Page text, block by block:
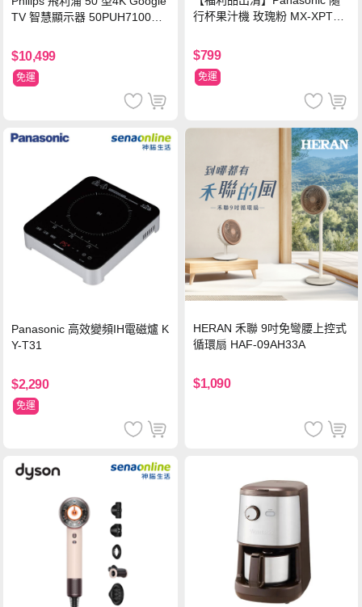
TV 智慧顯示器 50PUH7100
$10,499
免運
行杯果汁機 玫瑰粉 MX-XPT10
$799
免運
Panasonic 高效變頻IH電磁爐 K
Y-T31
$2,290
免運
HERAN 禾聯 9吋免彎腰上控式
循環扇 HAF-09AH33A
$1,090